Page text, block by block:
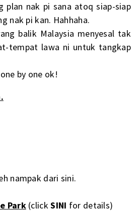
plan nak pi sana atoq siap-siap
nak pi kan. Hahhaha.
balik Malaysia menyesal tak
tempat lawa ni untuk tangkap
by one ok!
nampak dari sini.
Park(clickSINI for details)